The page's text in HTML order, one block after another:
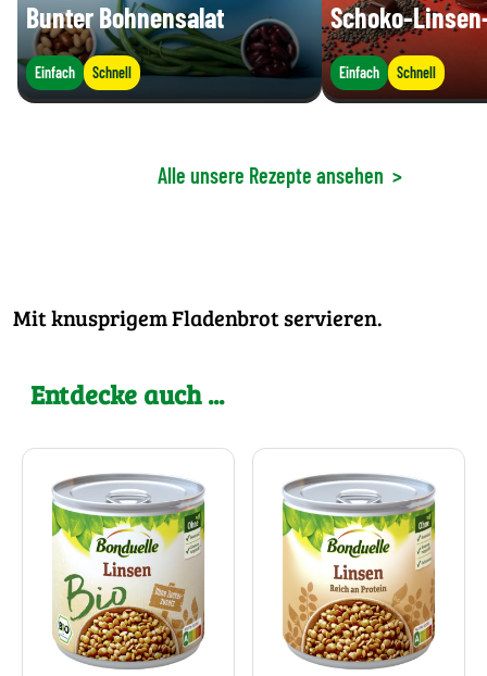
Bunter Bohnensalat
Einfach Schnell
Schoko-
Einfach Schnell
Alle unsere Rezepte ansehen >
Mit knusprigem Fladenbrot servieren.
Entdecke auch ...